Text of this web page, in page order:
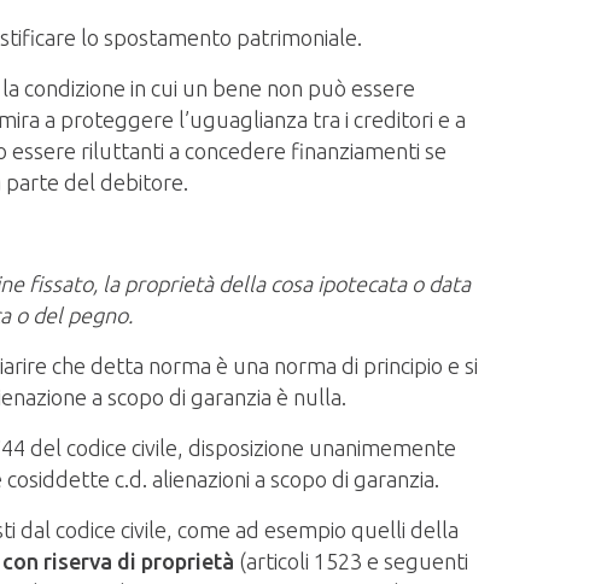
lo spostamento patrimoniale.
condizione in cui un bene non può essere
a proteggere l’uguaglianza tra i creditori e a
riluttanti a concedere finanziamenti se
parte del debitore.
fissato, la proprietà della cosa ipotecata o data
o del pegno.
che detta norma è una norma di principio e si
a scopo di garanzia è nulla.
del codice civile, disposizione unanimemente
c.d. alienazioni a scopo di garanzia.
dal codice civile, come ad esempio quelli della
riserva di proprietà (articoli 1523 e seguenti